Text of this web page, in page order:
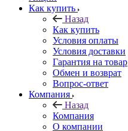
Как купить
Назад
Как купить
Условия оплаты
Условия доставки
Гарантия на товар
Обмен и возврат
Вопрос-ответ
Компания
Назад
Компания
О компании